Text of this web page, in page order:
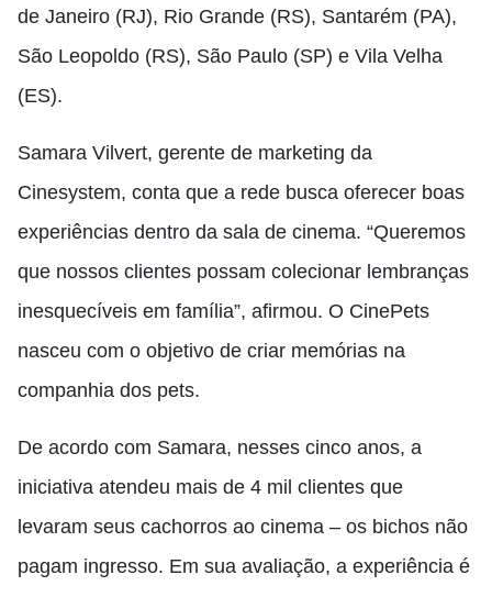
de Janeiro (RJ), Rio Grande (RS), Santarém (PA),
São Leopoldo (RS), São Paulo (SP) e Vila Velha
(ES).
Samara Vilvert, gerente de marketing da
Cinesystem, conta que a rede busca oferecer boas
experiências dentro da sala de cinema. “Queremos
que nossos clientes possam colecionar lembranças
inesquecíveis em família”, afirmou. O CinePets
nasceu com o objetivo de criar memórias na
companhia dos pets.
De acordo com Samara, nesses cinco anos, a
iniciativa atendeu mais de 4 mil clientes que
levaram seus cachorros ao cinema – os bichos não
pagam ingresso. Em sua avaliação, a experiência é